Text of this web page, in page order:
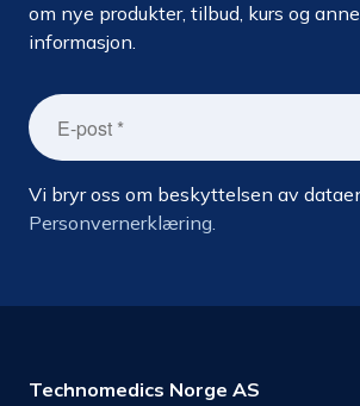
om nye produkter, tilbud, kurs og
informasjon.
Vi bryr oss om beskyttelsen av
Personvernerklæring.
Technomedics Norge AS